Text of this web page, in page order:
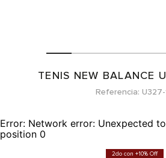
TENIS NEW BALANCE
Referencia U327-
Error: Network error: Unexpected
position 0
2do con +10% Off